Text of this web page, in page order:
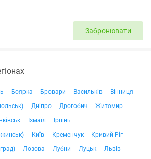
Забронювати
Боярка Бровари Васильків
Вінниця
Дніпро Дрогобич
Житомир
Ізмаїл
Ірпінь
Київ Кременчук
Кривий Ріг
Лозова Лубни Луцьк
Львів